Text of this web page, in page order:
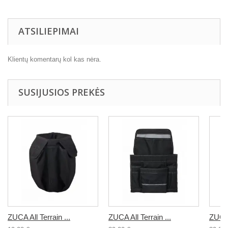
ATSILIEPIMAI
Klientų komentarų kol kas nėra.
SUSIJUSIOS PREKĖS
ZUCA All Terrain ... ZUCA All Terrain ...